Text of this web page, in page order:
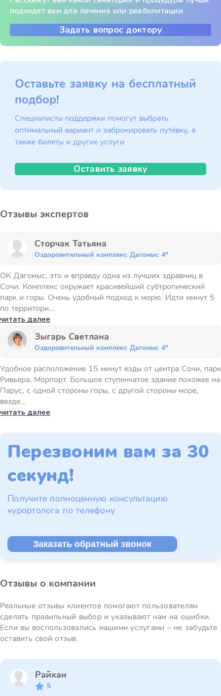
подходят вам для лечения или реабилитации
Задать вопрос доктору
Оставьте заявку на бесплатный
подбор!
Специалисты поддержки помогут выбрать
оптимальный вариант и забронировать путёвку, а
также билеты и другие услуги
Оставить заявку
Отзывы экспертов
Сторчак Татьяна
Оздоровительный комплекс Дагомыс 4*
ОК Дагомыс, это и вправду одна из лучших здравниц в
Сочи. Комплекс окружает красивейший субтропический
парк и горы. Очень удобный подход к морю. Идти минут 5
по территори...
читать далее
Зыгарь Светлана
Оздоровительный комплекс Дагомыс 4*
Удобное расположение 15 минут езды от центра Сочи, парк
Ривьера, Морпорт. Большое ступенчатое здание похожее на
Парус, с одной стороны горы, с другой стороны море,
везде...
читать далее
Перезвоним вам за 30
секунд!
Получите полноценную консультацию
курортолога по телефону
Заказать обратный звонок
Отзывы о компании
Реальные отзывы клиентов помогают пользователям
сделать правильный выбор и указывают нам на ошибки.
Если вы воспользовались нашими услугами – не забудьте
оставить свой отзыв.
Райхан
5